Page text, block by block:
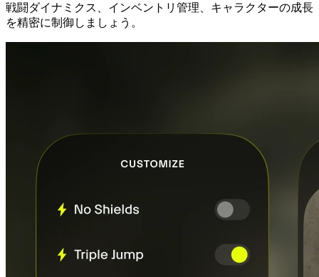
戦闘ダイナミクス、インベントリ管理、キャラクターの成長
を精密に制御しましょう。